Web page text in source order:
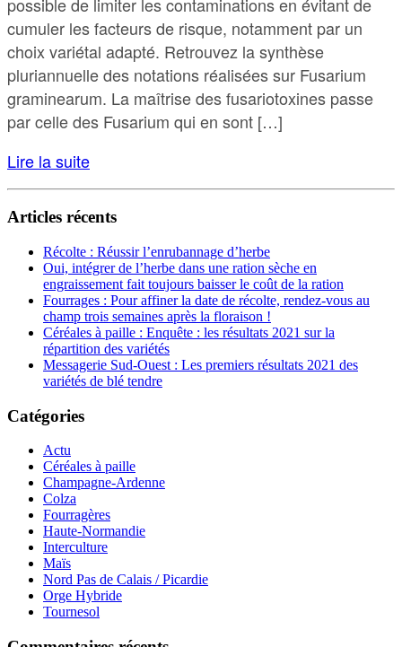
possible de limiter les contaminations en évitant de
cumuler les facteurs de risque, notamment par un
choix variétal adapté. Retrouvez la synthèse
pluriannuelle des notations réalisées sur Fusarium
graminearum. La maîtrise des fusariotoxines passe
par celle des Fusarium qui en sont […]
Lire la suite
Articles récents
Récolte : Réussir l’enrubannage d’herbe
Oui, intégrer de l’herbe dans une ration sèche en
engraissement fait toujours baisser le coût de la ration
Fourrages : Pour affiner la date de récolte, rendez-vous au
champ trois semaines après la floraison !
Céréales à paille : Enquête : les résultats 2021 sur la
répartition des variétés
Messagerie Sud-Ouest : Les premiers résultats 2021 des
variétés de blé tendre
Catégories
Actu
Céréales à paille
Champagne-Ardenne
Colza
Fourragères
Haute-Normandie
Interculture
Maïs
Nord Pas de Calais / Picardie
Orge Hybride
Tournesol